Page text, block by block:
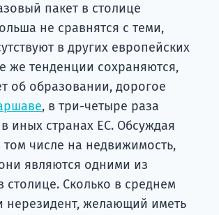
пакет в столице
не сравнятся с теми,
в других европейских
же тенденции сохраняются,
об образовании, дорогое
, в три-четыре раза
иных странах ЕС. Обсуждая
числе на недвижимость,
являются одними из
Сколько в среднем
нерезидент, желающий иметь